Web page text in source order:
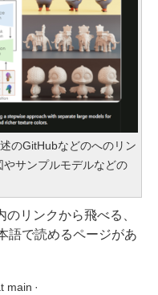
のGitHubなどのへのリン
サンプルモデルなどの
リンクから飛べる、
語で読めるページがあ
main ·